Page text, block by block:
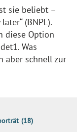
sie beliebt –
(BNPL).
diese Option
Was
aber schnell zur
(18)